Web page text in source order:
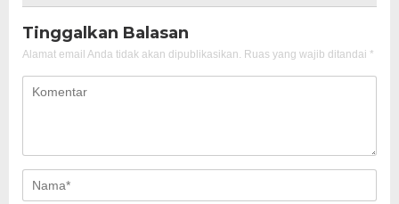
Tinggalkan Balasan
Alamat email Anda tidak akan dipublikasikan. Ruas yang wajib ditandai *